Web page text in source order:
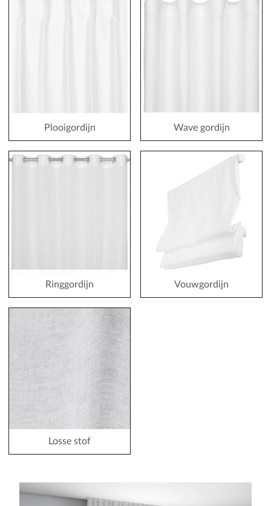
Plooigordijn Wave gordijn
Ringgordijn Vouwgordijn
Losse stof